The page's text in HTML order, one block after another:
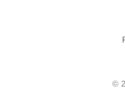
©